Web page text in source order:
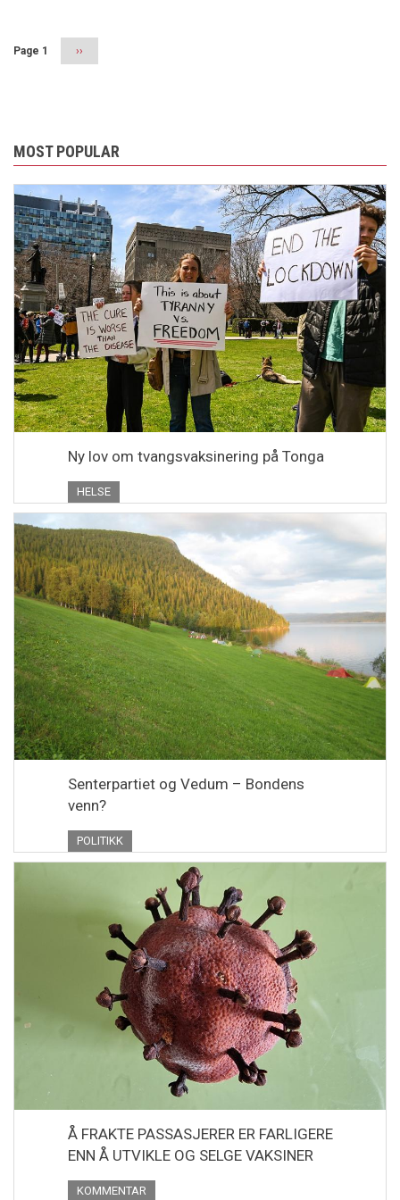
Page 1
Next
page
››
MOST POPULAR
Ny lov om tvangsvaksinering på Tonga
HELSE
Senterpartiet og Vedum – Bondens
venn?
POLITIKK
Å FRAKTE PASSASJERER ER FARLIGERE
ENN Å UTVIKLE OG SELGE VAKSINER
KOMMENTAR